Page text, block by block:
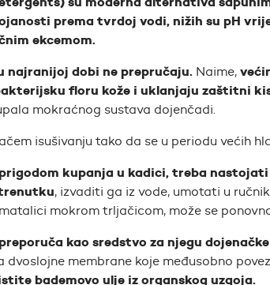
prema tvrdoj vodi, nižih su pH
ekcemom.
najranijoj dobi ne prepručaju.Naime,
floru kože i uklanjaju zaštitni
mokraćnog sustava dojenčadi.
isušivanju tako da se u periodu većih
kupanja u kadici, treba
, izvaditi ga iz vode, umotati u
mokrom trljačicom, može se
kao sredstvo za njegu
dvoslojne membrane koje međusobno
bademovo ulje iz organskog uzgoja.